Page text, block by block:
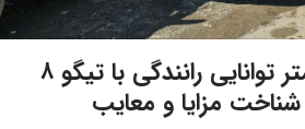
۱۰۰۰ کیلومتر توانایی رانندگی با تیگو ۸
مزایا و معایب